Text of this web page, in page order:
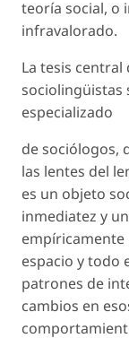
teoría social, o
infravalorado.
La tesis central
sociolingüistas
especializado
de sociólogos,
las lentes del
es un objeto
inmediatez y
empíricamente
espacio y todo
patrones de
cambios en